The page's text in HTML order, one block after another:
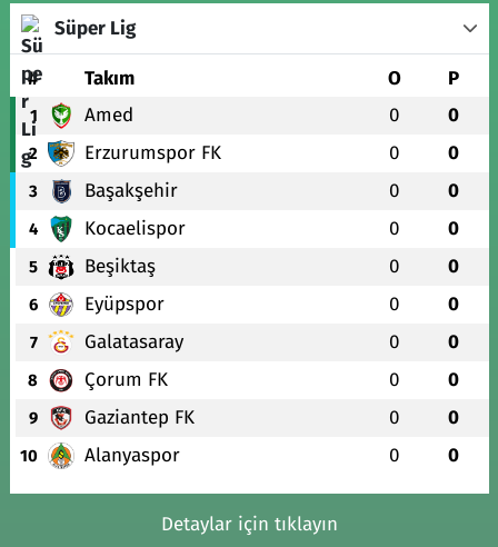
Süper Lig
# Takım O P
1 Amed 0 0
2 Erzurumspor FK 0 0
3 Başakşehir 0 0
4 Kocaelispor 0 0
5 Beşiktaş 0 0
6 Eyüpspor 0 0
7 Galatasaray 0 0
8 Çorum FK 0 0
9 Gaziantep FK 0 0
10 Alanyaspor 0 0
Detaylar için tıklayın